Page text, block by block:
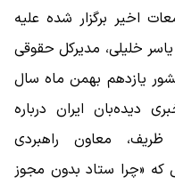
اخیر برگزار شده علیه
یاسر خلیلی، مدیرکل حقوقی
یازدهم بهمن ماه سال
دیده‌بان ایران درباره
معاون راهبردی
«چرا ستاد بدون مجوز